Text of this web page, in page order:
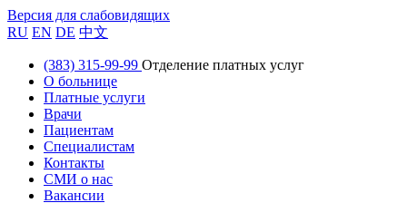
Версия для слабовидящих
RU EN DE 中文
(383) 315-99-99 Отделение платных услуг
О больнице
Платные услуги
Врачи
Пациентам
Специалистам
Контакты
СМИ о нас
Вакансии